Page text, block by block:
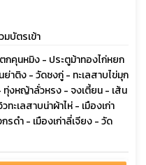
มบัตรเข้า
กคุนหมิง - ประตูม้าทองไก่หยก
าติง - วัดชงกู่ - ทะเลสาบไข่มุก
ทุ่งหญ้าลั่วหรง - จงเตี้ยน - เส้น
ะเลสาบน่าผ้าไห่ - เมืองเก่า
รดำ - เมืองเก่าลี่เจียง - วัด